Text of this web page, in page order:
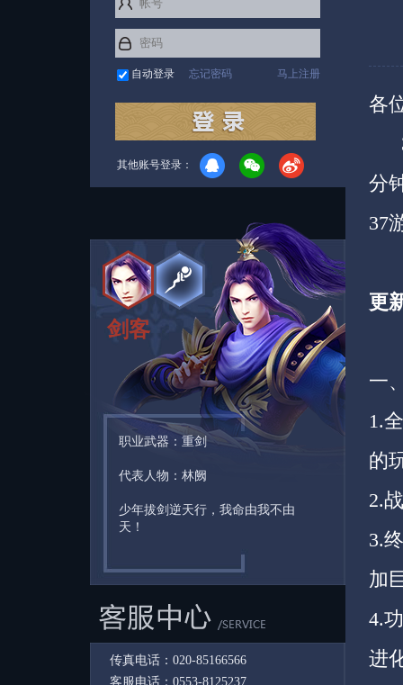
自动登录 忘记密码
其他账号登录：
马上注册
剑客
职业武器：重剑
代表人物：林阙
少年拔剑逆天行，我命由我不由
天！
传真电话：020-85166566
客服电话：0553-8125237
各
分
37
更
一
1.
的
2.
3.
加
4.
进